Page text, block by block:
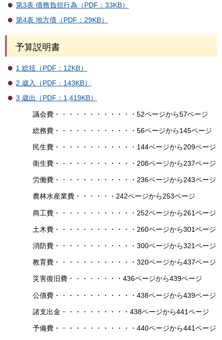
第3表 債務負担行為（PDF：33KB）
第4表 地方債（PDF：29KB）
予算説明書
1 総括（PDF：12KB）
2 歳入（PDF：143KB）
3 歳出（PDF：1,419KB）
議会費・・・・・・・・・・・・52ページから57ページ
総務費・・・・・・・・・・・・56ページから145ページ
民生費・・・・・・・・・・・・144ページから209ページ
衛生費・・・・・・・・・・・・208ページから237ページ
労働費・・・・・・・・・・・・236ページから243ページ
農林水産業費・・・・・・242ページから253ページ
商工費・・・・・・・・・・・・252ページから261ページ
土木費・・・・・・・・・・・・260ページから301ページ
消防費・・・・・・・・・・・・300ページから321ページ
教育費・・・・・・・・・・・・320ページから437ページ
災害復旧費・・・・・・・・436ページから439ページ
公債費・・・・・・・・・・・・438ページから439ページ
諸支出金・・・・・・・・・・438ページから441ページ
予備費・・・・・・・・・・・・440ページから441ページ